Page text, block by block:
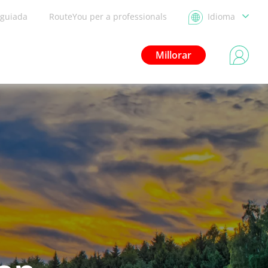
RouteYou per a professionals Idioma
Millorar